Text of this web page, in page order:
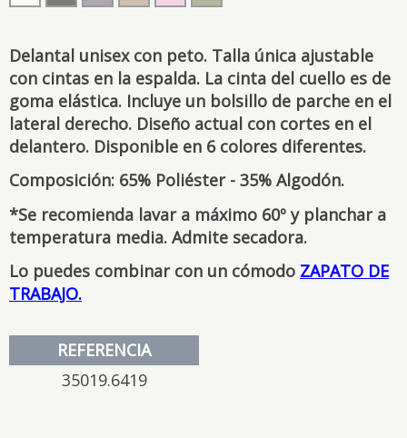
Delantal unisex con peto. Talla única ajustable
con cintas en la espalda. La cinta del cuello es de
goma elástica. Incluye un bolsillo de parche en el
lateral derecho. Diseño actual con cortes en el
delantero. Disponible en 6 colores diferentes.
Composición: 65% Poliéster - 35% Algodón.
*Se recomienda lavar a máximo 60º y planchar a
temperatura media. Admite secadora.
Lo puedes combinar con un cómodo ZAPATO DE
TRABAJO.
REFERENCIA
35019.6419